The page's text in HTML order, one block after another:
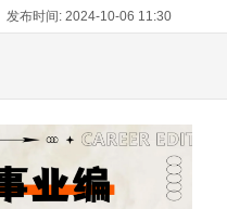
发布时间: 2024-10-06 11:30